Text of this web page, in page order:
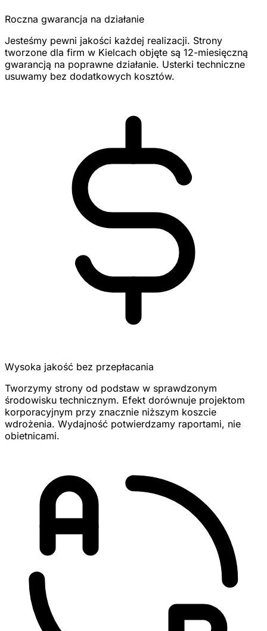
Roczna gwarancja na działanie
Jesteśmy pewni jakości każdej realizacji. Strony
tworzone dla firm w Kielcach objęte są 12-miesięczną
gwarancją na poprawne działanie. Usterki techniczne
usuwamy bez dodatkowych kosztów.
Wysoka jakość bez przepłacania
Tworzymy strony od podstaw w sprawdzonym
środowisku technicznym. Efekt dorównuje projektom
korporacyjnym przy znacznie niższym koszcie
wdrożenia. Wydajność potwierdzamy raportami, nie
obietnicami.